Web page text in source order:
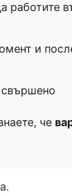
работите
и
че